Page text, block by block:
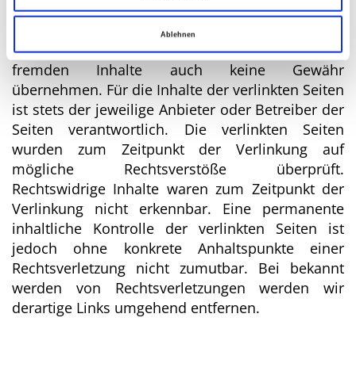
Ablehnen
Unser Angebot enthält Links zu externen
Webseiten Dritter, auf deren Inhalte wir keinen
Einfluss haben. Deshalb können wir für diese
fremden Inhalte auch keine Gewähr
übernehmen. Für die Inhalte der verlinkten Seiten
ist stets der jeweilige Anbieter oder Betreiber der
Seiten verantwortlich. Die verlinkten Seiten
wurden zum Zeitpunkt der Verlinkung auf
mögliche Rechtsverstöße überprüft.
Rechtswidrige Inhalte waren zum Zeitpunkt der
Verlinkung nicht erkennbar. Eine permanente
inhaltliche Kontrolle der verlinkten Seiten ist
jedoch ohne konkrete Anhaltspunkte einer
Rechtsverletzung nicht zumutbar. Bei bekannt
werden von Rechtsverletzungen werden wir
derartige Links umgehend entfernen.